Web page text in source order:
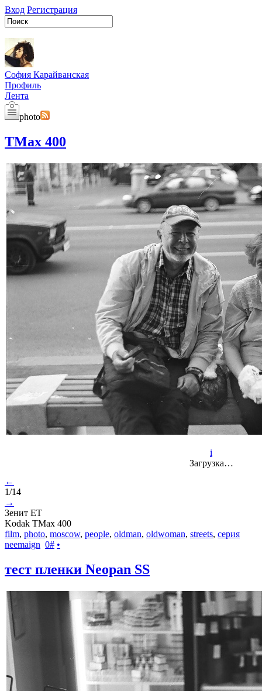
Вход Регистрация
София Карайванская
Профиль
Лента
photo
TMax 400
i
Загрузка…
←
1/14
→
Зенит ET
Kodak TMax 400
film, photo, moscow, people, oldman, oldwoman, streets, серия
neemaign 0# •
тест пленки Neopan SS